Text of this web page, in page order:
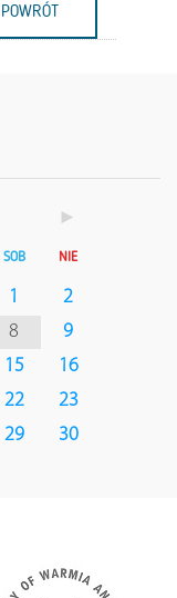
POWRÓT
►
SOB NIE
1
2
8
9
15
16
22
23
29 30